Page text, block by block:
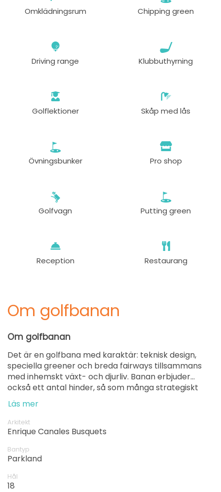
Omklädningsrum Chipping green
Driving range Klubbuthyrning
Golflektioner Skåp med lås
Övningsbunker Pro shop
Golfvagn Putting green
Reception Restaurang
Om golfbanan
Om golfbanan
Det är en golfbana med karaktär: teknisk design,
speciella greener och breda fairways tillsammans
med inhemskt växt- och djurliv. Banan erbjuder
också ett antal hinder, så som många strategiskt
placerade bunkrar som möjliggör en mängd olika
typer av slag.
Läs mer
Arkitekt
Enrique Canales Busquets
Bantyp
Parkland
Hål
18